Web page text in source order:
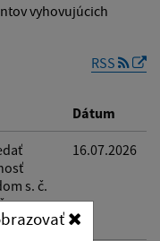
vyhovujúcich
RSS
Dátum
s. č.
č. 503
16.07.2026